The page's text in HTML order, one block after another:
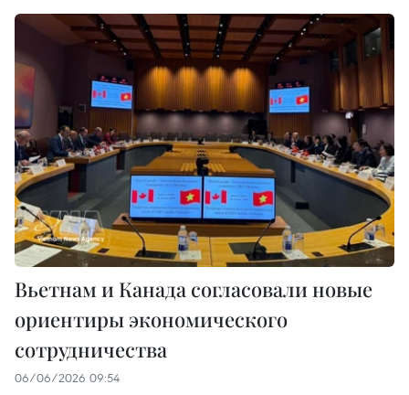
Вьетнам и Канада согласовали новые
ориентиры экономического
сотрудничества
06/06/2026 09:54